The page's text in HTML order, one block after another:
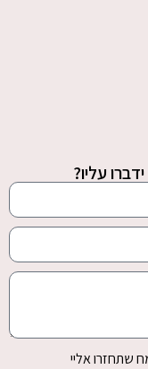
עליו?
שתחזרו אליי